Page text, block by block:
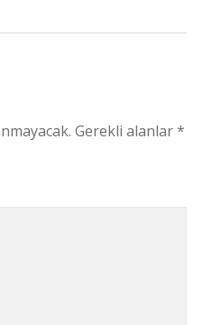
Gerekli alanlar*